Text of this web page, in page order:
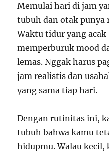
Memulai hari di jam
tubuh dan otak
Waktu tidur yang
memperburuk mood
lemas. Nggak harus
jam realistis dan
yang sama tiap hari.
Dengan rutinitas ini,
tubuh bahwa kamu
hidupmu. Walau kecil,